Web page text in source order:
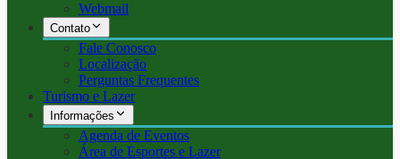
Webmail
Contato
Fale Conosco
Localização
Perguntas Frequentes
Turismo e Lazer
Informações
Agenda de Eventos
Área de Esportes e Lazer